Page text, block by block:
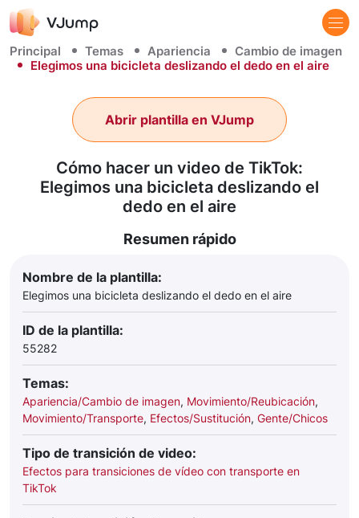
Principal Temas Apariencia
Cambio de imagen
Elegimos una bicicleta deslizando el dedo en el aire
Cómo hacer un video de TikTok:
Elegimos una bicicleta deslizando el
dedo en el aire
Abrir plantilla en VJump
Resumen rápido
Nombre de la plantilla:
Elegimos una bicicleta deslizando el dedo en el aire
ID de la plantilla:
55282
Temas:
Apariencia/Cambio de imagen, Movimiento/Reubicación,
Movimiento/Transporte, Efectos/Sustitución, Gente/Chicos
Tipo de transición de video:
Efectos para transiciones de vídeo con transporte en
TikTok